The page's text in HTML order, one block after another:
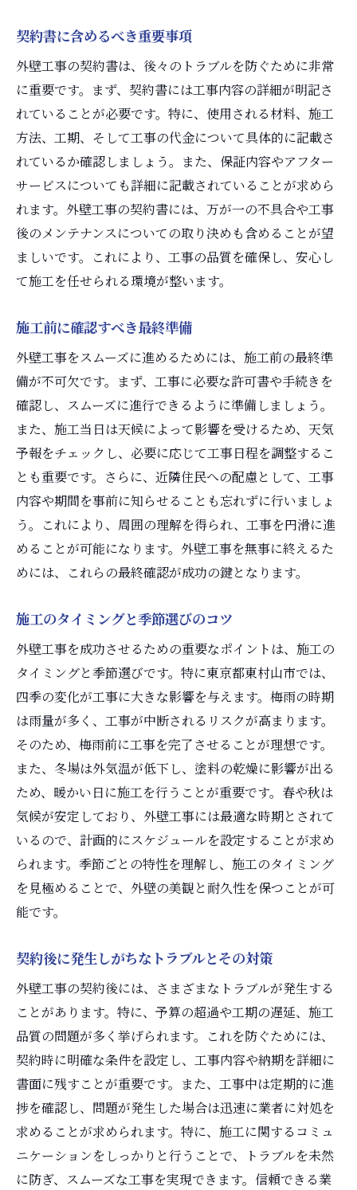
契約書に含めるべき重要事項
外壁工事の契約書は、後々のトラブルを防ぐために非常
に重要です。まず、契約書には工事内容の詳細が明記さ
れていることが必要です。特に、使用される材料、施工
方法、工期、そして工事の代金について具体的に記載さ
れているか確認しましょう。また、保証内容やアフター
サービスについても詳細に記載されていることが求めら
れます。外壁工事の契約書には、万が一の不具合や工事
後のメンテナンスについての取り決めも含めることが望
ましいです。これにより、工事の品質を確保し、安心し
て施工を任せられる環境が整います。
施工前に確認すべき最終準備
外壁工事をスムーズに進めるためには、施工前の最終準
備が不可欠です。まず、工事に必要な許可書や手続きを
確認し、スムーズに進行できるように準備しましょう。
また、施工当日は天候によって影響を受けるため、天気
予報をチェックし、必要に応じて工事日程を調整するこ
とも重要です。さらに、近隣住民への配慮として、工事
内容や期間を事前に知らせることも忘れずに行いましょ
う。これにより、周囲の理解を得られ、工事を円滑に進
めることが可能になります。外壁工事を無事に終えるた
めには、これらの最終確認が成功の鍵となります。
施工のタイミングと季節選びのコツ
外壁工事を成功させるための重要なポイントは、施工の
タイミングと季節選びです。特に東京都東村山市では、
四季の変化が工事に大きな影響を与えます。梅雨の時期
は雨量が多く、工事が中断されるリスクが高まります。
そのため、梅雨前に工事を完了させることが理想です。
また、冬場は外気温が低下し、塗料の乾燥に影響が出る
ため、暖かい日に施工を行うことが重要です。春や秋は
気候が安定しており、外壁工事には最適な時期とされて
いるので、計画的にスケジュールを設定することが求め
られます。季節ごとの特性を理解し、施工のタイミング
を見極めることで、外壁の美観と耐久性を保つことが可
能です。
契約後に発生しがちなトラブルとその対策
外壁工事の契約後には、さまざまなトラブルが発生する
ことがあります。特に、予算の超過や工期の遅延、施工
品質の問題が多く挙げられます。これを防ぐためには、
契約時に明確な条件を設定し、工事内容や納期を詳細に
書面に残すことが重要です。また、工事中は定期的に進
捗を確認し、問題が発生した場合は迅速に業者に対処を
求めることが求められます。特に、施工に関するコミュ
ニケーションをしっかりと行うことで、トラブルを未然
に防ぎ、スムーズな工事を実現できます。信頼できる業